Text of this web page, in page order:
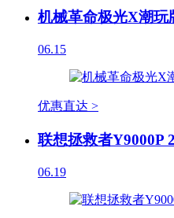
机械革命极光X潮玩
06.15
优惠直达 >
联想拯救者Y9000P
06.19